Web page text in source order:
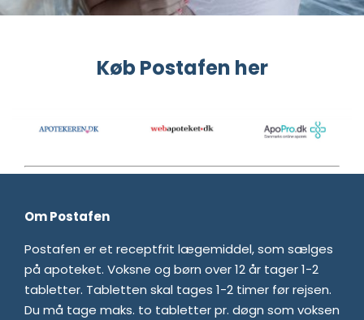
Køb Postafen her
Om Postafen
Postafen er et receptfrit lægemiddel, som sælges
på apoteket. Voksne og børn over 12 år tager 1-2
tabletter. Tabletten skal tages 1-2 timer før rejsen.
Du må tage maks. to tabletter pr. døgn som voksen